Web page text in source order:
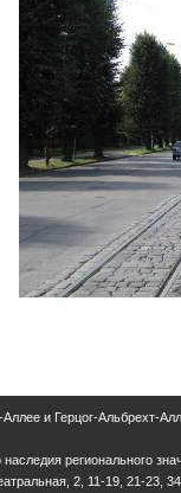
и Герцог-Альбрехт-
регионального
2, 11-19, 21-23,